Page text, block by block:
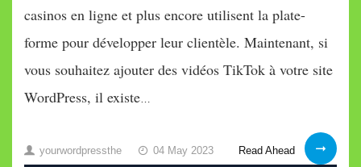
casinos en ligne et plus encore utilisent la plate-
forme pour développer leur clientèle. Maintenant, si
vous souhaitez ajouter des vidéos TikTok à votre site
WordPress, il existe
yourwordpressthe 04 May 2023 Read Ahead
Comment
intégrer